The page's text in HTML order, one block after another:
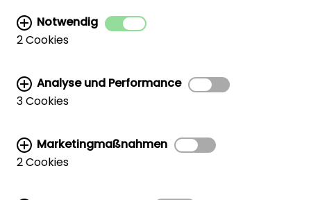
MARKETING- UND TRADE-SUPPORT
CWC RUND UM DIE WELT
Notwendig
2 Cookies
Analyse und Performance
3 Cookies
Marketingmaßnahmen
2 Cookies